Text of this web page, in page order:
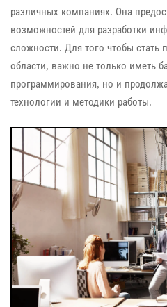
различных компаниях. Она
возможностей для разработки
сложности. Для того чтобы стать
области, важно не только иметь
программирования, но и
технологии и методики работы.